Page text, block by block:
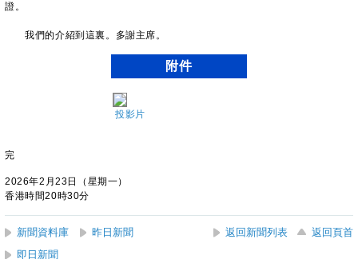
證。
我們的介紹到這裏。多謝主席。
附件
投影片
完
2026年2月23日（星期一）
香港時間20時30分
新聞資料庫 昨日新聞 返回新聞列表
返回頁首
即日新聞